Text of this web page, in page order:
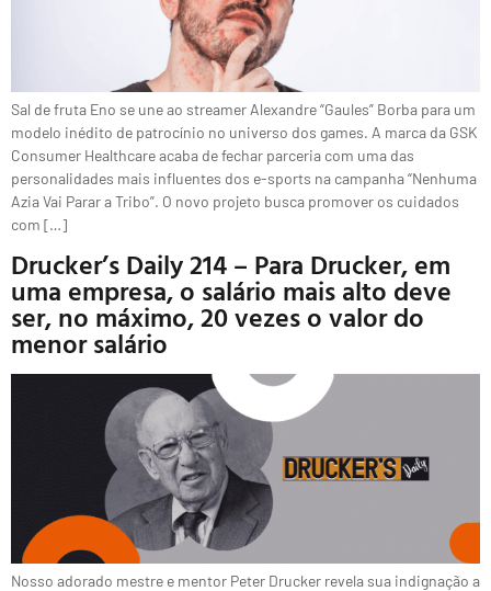
Sal de fruta Eno se une ao streamer Alexandre “Gaules” Borba para um
modelo inédito de patrocínio no universo dos games. A marca da GSK
Consumer Healthcare acaba de fechar parceria com uma das
personalidades mais influentes dos e-sports na campanha “Nenhuma
Azia Vai Parar a Tribo”. O novo projeto busca promover os cuidados
com […]
Drucker’s Daily 214 – Para Drucker, em
uma empresa, o salário mais alto deve
ser, no máximo, 20 vezes o valor do
menor salário
Nosso adorado mestre e mentor Peter Drucker revela sua indignação a